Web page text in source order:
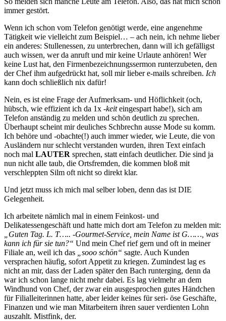
immer gestört.
Wenn ich schon vom Telefon genötigt werde, eine angenehme
Tätigkeit wie vielleicht zum Beispiel… – ach nein, ich nehme lieber
ein anderes: Stullenessen, zu unterbrechen, dann will ich gefälligst
auch wissen, wer da anruft und mir keine Urlaute anhören! Wer
keine Lust hat, den Firmenbezeichnungssermon runterzubeten, den
der Chef ihm aufgedrückt hat, soll mir lieber e-mails schreiben. Ich
kann doch schließlich nix dafür!
Nein, es ist eine Frage der Aufmerksam- und Höflichkeit (och,
hübsch, wie effizient ich da 1x -keiteingespart habe!), sich am
Telefon anständig zu melden und schön deutlich zu sprechen.
Überhaupt scheint mir deuliches Schbrechn ausse Mode su komm.
Ich behöre und -obachte(!) auch immer wieder, wie Leute, die von
Ausländern nur schlecht verstanden wurden, ihren Text einfach
noch mal LAUTER sprechen, statt einfach deutlicher. Die sind ja
nun nicht alle taub, die Ortsfremden, die kommen bloß mit
verschleppten Silm oft nicht so direkt klar.
Und jetzt muss ich mich mal selber loben, denn das ist DIE
Gelegenheit.
Ich arbeitete nämlich mal in einem Feinkost- und
Delikatessengeschäft und hatte mich dort am Telefon zu melden mit:
„Guten Tag. L. T….. -Gourmet-Service, mein Name ist G……, was
kann ich für sie tun?“ Und mein Chef rief gern und oft in meiner
Filiale an, weil ich das
„sooo schön“ sagte. Auch Kunden
versprachen häufig, sofort Appetit zu kriegen. Zumindest lag es
nicht an mir, dass der Laden später den Bach runterging, denn da
war ich schon lange nicht mehr dabei. Es lag vielmehr an dem
Windhund von Chef, der zwar ein ausgesprochen gutes Händchen
für Filialleiterinnen hatte, aber leider keines für seri- öse Geschäfte,
Finanzen und wie man Mitarbeitern ihren sauer verdienten Lohn
auszahlt. Mistfink, der.